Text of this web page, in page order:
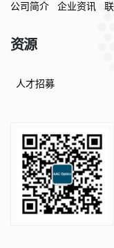
公司简介 企业资讯
资源
人才招募